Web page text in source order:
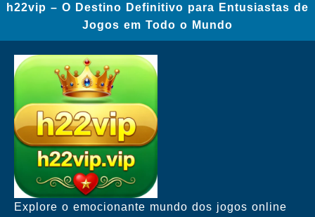
h22vip – O Destino Definitivo para Entusiastas de
Jogos em Todo o Mundo
Explore o emocionante mundo dos jogos online